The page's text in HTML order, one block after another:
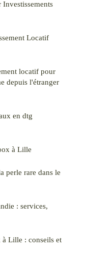
Locatif
locatif pour
depuis l'étranger
en dtg
à Lille
perle rare dans le
: services,
Lille : conseils et